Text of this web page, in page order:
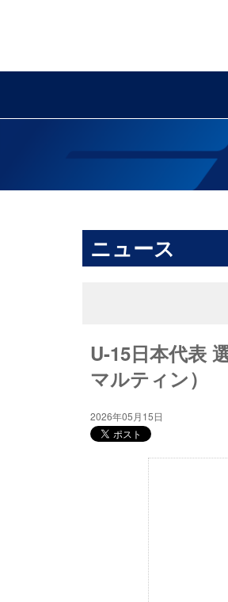
ニュース
U-15日本代表
マルティン）
2026年05月15日